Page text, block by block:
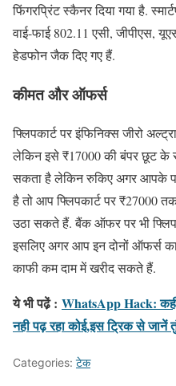
फिंगरप्रिंट स्कैनर दिया गया है.
वाई-फाई 802.11 एसी, जीपीएस,
हेडफोन जैक दिए गए हैं.
कीमत और ऑफर्स
फ्लिपकार्ट पर इंफिनिक्स जीरो
लेकिन इसे ₹17000 की बंपर छूट के
सकता है लेकिन रुकिए अगर आपके
है तो आप फ्लिपकार्ट पर ₹27000
उठा सकते हैं. बैंक ऑफर पर भी
इसलिए अगर आप इन दोनों ऑफर्स
काफी कम दाम में खरीद सकते हैं.
ये भी पढे़ं : WhatsApp Hack:
नही पढ़ रहा कोई,इस ट्रिक से जानें
Categories: टेक